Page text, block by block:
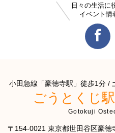
日々の生活に
イベント情
小田急線「豪徳寺駅」徒歩1分 /
ごうとくじ
Gotokuji
〒154-0021 東京都世田谷区豪徳